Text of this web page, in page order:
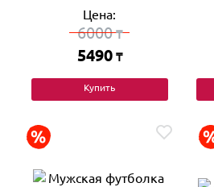
Цена:
6000₸
5490 ₸
Купить